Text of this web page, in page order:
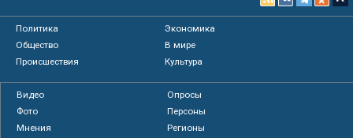
Политика
Экономика
Общество
В мире
Происшествия
Культура
Видео
Опросы
Фото
Персоны
Мнения
Регионы